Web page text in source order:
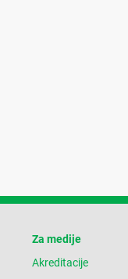
Za medije
Akreditacije